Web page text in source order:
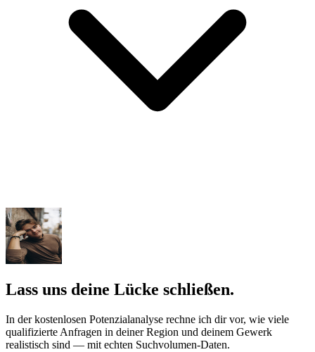
Lass uns deine Lücke schließen.
In der kostenlosen Potenzialanalyse rechne ich dir vor, wie viele
qualifizierte Anfragen in deiner Region und deinem Gewerk
realistisch sind — mit echten Suchvolumen-Daten.